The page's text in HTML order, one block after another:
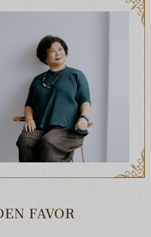
加入丰丹LINE會員✨
FAVOR